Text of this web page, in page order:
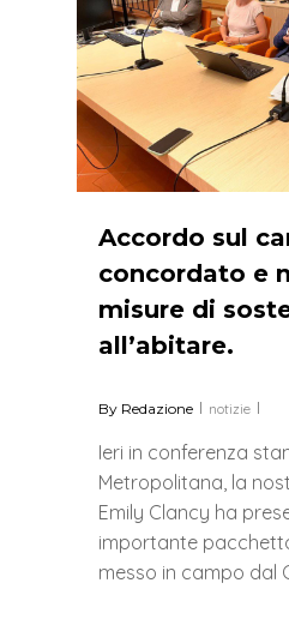
Accordo sul
concordato e
misure di
all’abitare.
By Redazione notizie
Ieri in conferenza
Metropolitana, la
Emily Clancy ha
importante
messo in campo dal